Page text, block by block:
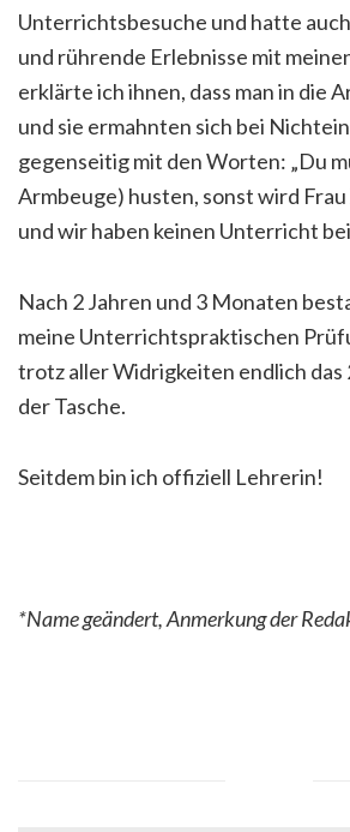
Unterrichtsbesuche und hatte
und rührende Erlebnisse mit
erklärte ich ihnen, dass man in die
und sie ermahnten sich bei
gegenseitig mit den Worten: „Du
Armbeuge) husten, sonst wird
und wir haben keinen Unterricht
Nach 2 Jahren und 3 Monaten
meine Unterrichtspraktischen
trotz aller Widrigkeiten endlich das
der Tasche.
Seitdem bin ich offiziell Lehrerin!
*Name geändert, Anmerkung der